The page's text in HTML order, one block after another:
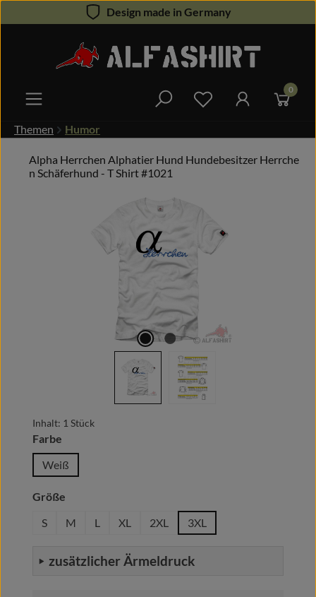
Zum Hauptinhalt springenDesign made in Germany
Du hast 0 0
Themen Humor
Alpha Herrchen Alphatier Hund Hundebesitzer Herrche
n Schäferhund - T Shirt #1021
Bildergalerie überspringen
Inhalt: 1 Stück
Farbe
Weiß
Größe
S
M L XL 2XL 3XL
zusätzlicher Ärmeldruck